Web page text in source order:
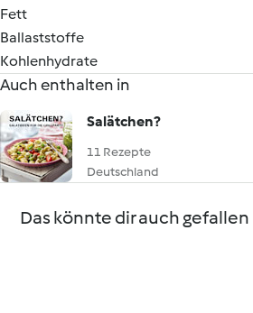
Fett
Ballaststoffe
Kohlenhydrate
Auch enthalten in
Salätchen?
11 Rezepte
Deutschland
Das könnte dir auch gefallen